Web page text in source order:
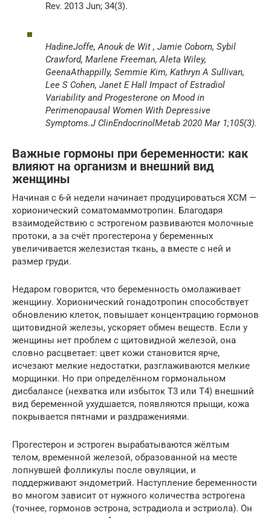
Rev. 2013 Jun; 34(3).
HadineJoffe, Anouk de Wit , Jamie Coborn, Sybil
Crawford, Marlene Freeman, Aleta Wiley,
GeenaAthappilly, Semmie Kim, Kathryn A Sullivan,
Lee S Cohen, Janet E Hall Impact of Estradiol
Variability and Progesterone on Mood in
Perimenopausal Women With Depressive
Symptoms.J ClinEndocrinolMetab 2020 Mar 1;105(3).
Важные гормоны при беременности: как
влияют на организм и внешний вид
женщины
Начиная с 6-й недели начинает продуцироваться ХСМ —
хорионический соматомаммотропин. Благодаря
взаимодействию с эстрогеном развиваются молочные
протоки, а за счёт прогестерона у беременных
увеличивается железистая ткань, а вместе с ней и
размер груди.
Недаром говорится, что беременность омолаживает
женщину. Хорионический гонадотропин способствует
обновлению клеток, повышает концентрацию гормонов
щитовидной железы, ускоряет обмен веществ. Если у
женщины нет проблем с щитовидной железой, она
словно расцветает: цвет кожи становится ярче,
исчезают мелкие недостатки, разглаживаются мелкие
морщинки. Но при определённом гормональном
дисбалансе (нехватка или избыток Т3 или Т4) внешний
вид беременной ухудшается, появляются прыщи, кожа
покрывается пятнами и раздражениями.
Прогестерон и эстроген вырабатываются жёлтым
телом, временной железой, образованной на месте
лопнувшей фолликулы после овуляции, и
поддерживают эндометрий. Наступление беременности
во многом зависит от нужного количества эстрогена
(точнее, гормонов эстрона, эстрадиола и эстриола). Он